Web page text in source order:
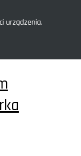
urządzenia.